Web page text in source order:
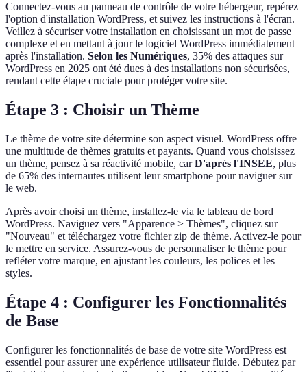
Connectez-vous au panneau de contrôle de votre hébergeur, repérez
l'option d'installation WordPress, et suivez les instructions à l'écran.
Veillez à sécuriser votre installation en choisissant un mot de passe
complexe et en mettant à jour le logiciel WordPress immédiatement
après l'installation. Selon les Numériques, 35% des attaques sur
WordPress en 2025 ont été dues à des installations non sécurisées,
rendant cette étape cruciale pour protéger votre site.
Étape 3 : Choisir un Thème
Le thème de votre site détermine son aspect visuel. WordPress offre
une multitude de thèmes gratuits et payants. Quand vous choisissez
un thème, pensez à sa réactivité mobile, carD'après l'INSEE, plus
de 65% des internautes utilisent leur smartphone pour naviguer sur
le web.
Après avoir choisi un thème, installez-le via le tableau de bord
WordPress. Naviguez vers "Apparence > Thèmes", cliquez sur
"Nouveau" et téléchargez votre fichier zip de thème. Activez-le pour
le mettre en service. Assurez-vous de personnaliser le thème pour
refléter votre marque, en ajustant les couleurs, les polices et les
styles.
Étape 4 : Configurer les Fonctionnalités
de Base
Configurer les fonctionnalités de base de votre site WordPress est
essentiel pour assurer une expérience utilisateur fluide. Débutez par